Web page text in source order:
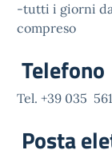
-tutti i giorni
compreso
Telefono
Tel. +39 035
Posta